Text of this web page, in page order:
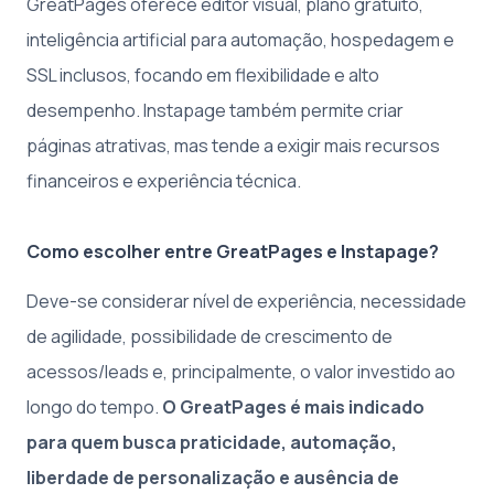
inteligência artificial para automação, hospedagem e
SSL inclusos, focando em flexibilidade e alto
desempenho. Instapage também permite criar
páginas atrativas, mas tende a exigir mais recursos
financeiros e experiência técnica.
Como escolher entre GreatPages e Instapage?
Deve-se considerar nível de experiência, necessidade
de agilidade, possibilidade de crescimento de
acessos/leads e, principalmente, o valor investido ao
longo do tempo. O GreatPages é mais indicado
para quem busca praticidade, automação,
liberdade de personalização e ausência de